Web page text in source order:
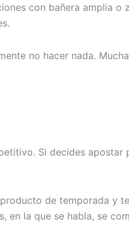
con bañera amplia o
no hacer nada.
Si decides apostar
de temporada y
en la que se habla, se